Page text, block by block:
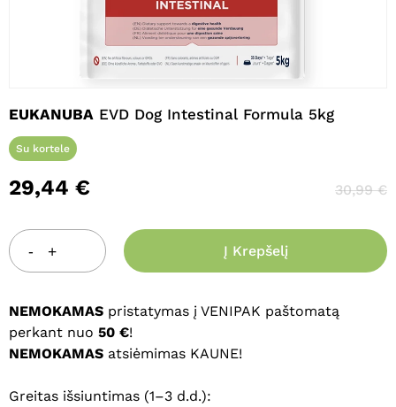
EUKANUBA EVD Dog Intestinal Formula 5kg
Su kortele
29,44 € 30,99€
Į Krepšelį
NEMOKAMAS pristatymas į VENIPAK paštomatą
perkant nuo 50 €!
NEMOKAMAS atsiėmimas KAUNE!
Greitas išsiuntimas (1–3 d.d.):
Pavadinimas*
El. paštas*
interneto puslapį, kad jų nebereiktų
įvesti iš naujo, kai kitą kartą vėl norėsiu
parašyti komentarą.